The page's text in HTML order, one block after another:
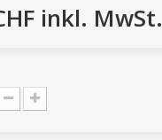
inkl. MwSt.